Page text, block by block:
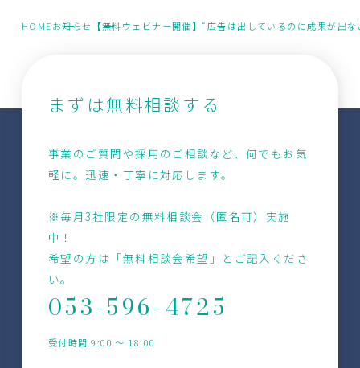
HOMEお知らせ 【無料ウェビナー開催】“広告は出しているのに成果が出
まずは無料相談する
事業のご質問や採用のご相談など、何でもお気
軽に。迅速・丁寧に対応します。
※毎月3社限定の無料相談会（匿名可）実施
中！
希望の方は「無料相談会希望」とご記入くださ
い。
053-596-4725
受付時間 9:00 〜 18:00